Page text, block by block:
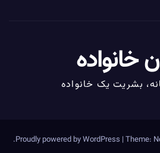
خانواده
بشریت یک خانواده
Proudly powered by WordPress | Theme:
.